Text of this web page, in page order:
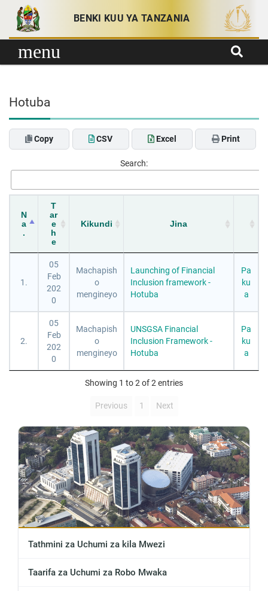
Skip to content
BENKI KUU YA TANZANIA
menu
Hotuba
Copy CSV Excel Print
Search:
N
a
.
T
ar
e
h
e
Kikundi Jina
1.
05
Feb
202
0
Machapish
o
mengineyo
Launching of Financial
Inclusion framework -
Hotuba
Pa
ku
a
2.
05
Feb
202
0
Machapish
o
mengineyo
UNSGSA Financial
Inclusion Framework -
Hotuba
Pa
ku
a
Showing 1 to 2 of 2 entries
Previous 1 Next
Tathmini za Uchumi za kila Mwezi
Taarifa za Uchumi za Robo Mwaka